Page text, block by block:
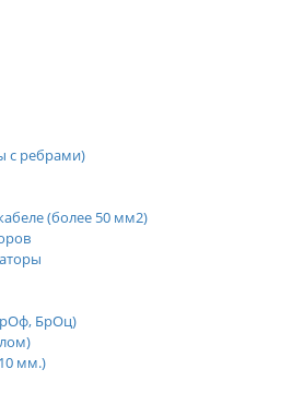
с ребрами)
(более 50 мм2)
БрОц)
мм.)